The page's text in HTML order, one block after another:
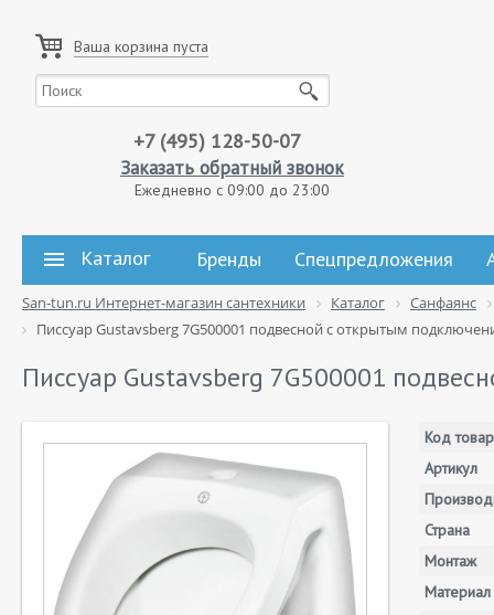
Ваша корзина пуста
+7 (495) 128-50-07
Заказать обратный звонок
Ежедневно с 09:00 до 23:00
Каталог Бренды Спецпредложения
San-tun.ru Интернет-магазин сантехники Каталог
Санфаянс
Писсуар Gustavsberg 7G500001 подвесной с открытым
Писсуар Gustavsberg 7G500001
Код
Артикул
Страна
Монтаж
Материал